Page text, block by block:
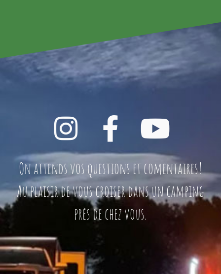
On attends vos questions et comentaires!
Au plaisir de vous croiser dans un camping
près de chez vous.